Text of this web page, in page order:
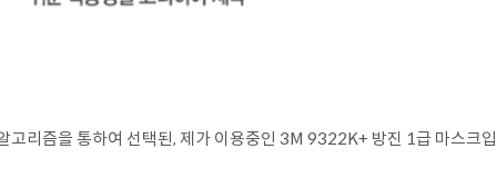
고리즘을 통하여 선택된, 제가 이용중인 3M 9322K+ 방진 1급 마스크